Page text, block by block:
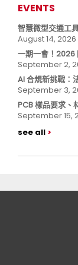
EVENTS
智慧微型交通工
August 14, 2026
一期一會！
September 2,
AI 合規新挑戰：
September 3,
PCB 樣品要求、
September 15,
see all